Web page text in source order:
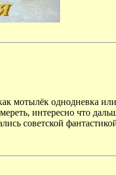
мотылёк однодневка
интересно что
советской